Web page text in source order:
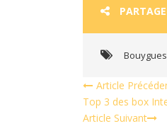
Article
Top 3 des box
Article Suivant